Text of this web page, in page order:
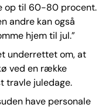
op til 60-80 procent.
andre kan også
hjem til jul.”
underrettet om, at
ved en række
travle juledage.
have personale